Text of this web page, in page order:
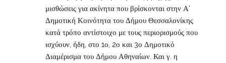
μισθώσεις για ακίνητα που βρίσκονται στην Α’
Δημοτική Κοινότητα του Δήμου Θεσσαλονίκης
κατά τρόπο αντίστοιχο με τους περιορισμούς που
ισχύουν, ήδη, στο 1ο, 2ο και 3ο Δημοτικό
Διαμέρισμα του Δήμου Αθηναίων. Και γ. η